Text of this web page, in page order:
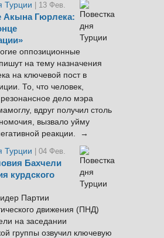
Турции
| 13 Фев.
Акына Гюрлека:
оппозиционные
на тему назначения
на ключевой пост в
То, что человек,
дело мэра
вдруг получил столь
вызвало уйму
реакции. →
Турции
| 04 Фев.
Бахчели
курдского
Партии
движения (ПНД)
на заседании
группы озвучил ключевую